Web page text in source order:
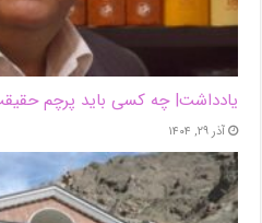
یادداشت| ‌چه کسی باید پرچم
آذر ۲۹, ۱۴۰۴